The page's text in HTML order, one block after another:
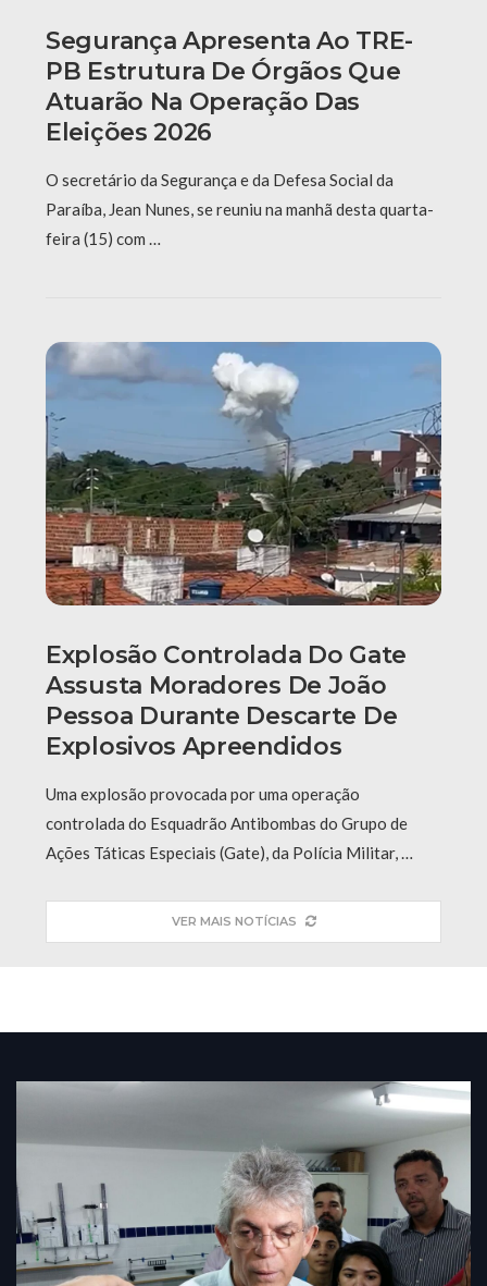
Segurança Apresenta Ao TRE-
PB Estrutura De Órgãos Que
Atuarão Na Operação Das
Eleições 2026
O secretário da Segurança e da Defesa Social da
Paraíba, Jean Nunes, se reuniu na manhã desta quarta-
feira (15) com …
Explosão Controlada Do Gate
Assusta Moradores De João
Pessoa Durante Descarte De
Explosivos Apreendidos
Uma explosão provocada por uma operação
controlada do Esquadrão Antibombas do Grupo de
Ações Táticas Especiais (Gate), da Polícia Militar, …
VER MAIS NOTÍCIAS